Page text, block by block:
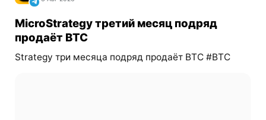
MicroStrategy третий месяц подряд
продаёт BTC
Strategy три месяца подряд продаёт BTC #BTC